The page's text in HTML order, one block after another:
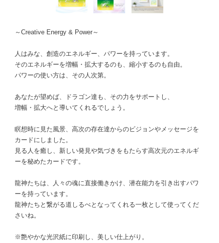
～Creative Energy & Power～
人はみな、創造のエネルギー、パワーを持っています。
そのエネルギーを増幅・拡大するのも、縮小するのも自由。
パワーの使い方は、その人次第。
あなたが望めば、ドラゴン達も、その力をサポートし、
増幅・拡大へと導いてくれるでしょう。
瞑想時に見た風景、高次の存在達からのビジョンやメッセージを
カードにしました。
見る人を癒し、新しい発見や気づきをもたらす高次元のエネルギ
ーを秘めたカードです。
龍神たちは、人々の魂に直接働きかけ、潜在能力を引き出すパワ
ーを持っています。
龍神たちと繋がる道しるべとなってくれる一枚として使ってくだ
さいね。
※艶やかな光沢紙に印刷し、美しい仕上がり。